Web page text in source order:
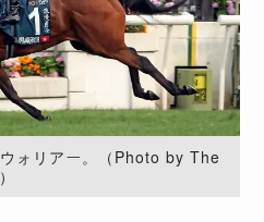
ォリアー。（Photo by The